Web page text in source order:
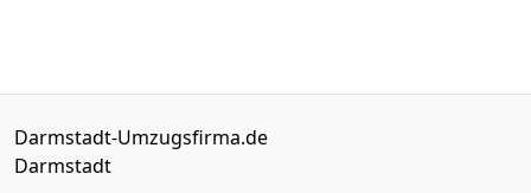
Darmstadt-Umzugsfirma.de
Darmstadt